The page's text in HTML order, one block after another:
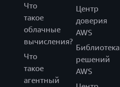
Что
такое
облачные
вычисления?
Что
такое
агентный
Центр
доверия
AWS
Библиотека
решений
AWS